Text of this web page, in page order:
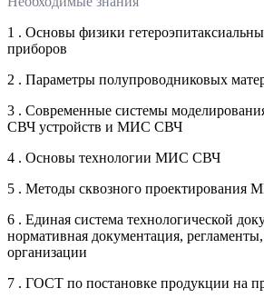
1 . Основы физики
приборов
2 . Параметры полупроводниковых
3 . Современные системы
СВЧ устройств и МИС СВЧ
4 . Основы технологии МИС СВЧ
5 . Методы сквозного
6 . Единая система технологической
нормативная документация,
организации
7 . ГОСТ по постановке продукции на